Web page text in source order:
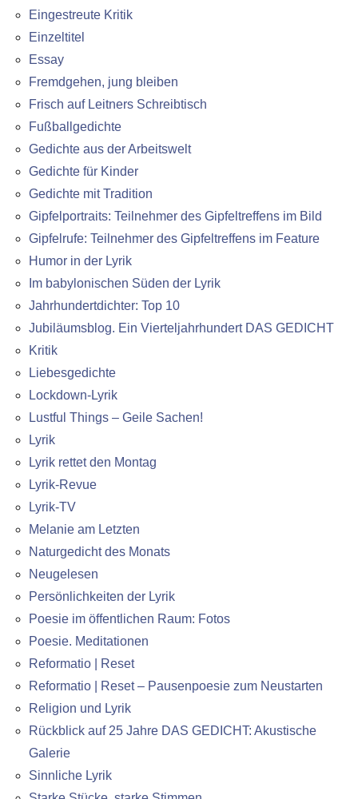
Eingestreute Kritik
Einzeltitel
Essay
Fremdgehen, jung bleiben
Frisch auf Leitners Schreibtisch
Fußballgedichte
Gedichte aus der Arbeitswelt
Gedichte für Kinder
Gedichte mit Tradition
Gipfelportraits: Teilnehmer des Gipfeltreffens im Bild
Gipfelrufe: Teilnehmer des Gipfeltreffens im Feature
Humor in der Lyrik
Im babylonischen Süden der Lyrik
Jahrhundertdichter: Top 10
Jubiläumsblog. Ein Vierteljahrhundert DAS GEDICHT
Kritik
Liebesgedichte
Lockdown-Lyrik
Lustful Things – Geile Sachen!
Lyrik
Lyrik rettet den Montag
Lyrik-Revue
Lyrik-TV
Melanie am Letzten
Naturgedicht des Monats
Neugelesen
Persönlichkeiten der Lyrik
Poesie im öffentlichen Raum: Fotos
Poesie. Meditationen
Reformatio | Reset
Reformatio | Reset – Pausenpoesie zum Neustarten
Religion und Lyrik
Rückblick auf 25 Jahre DAS GEDICHT: Akustische
Galerie
Sinnliche Lyrik